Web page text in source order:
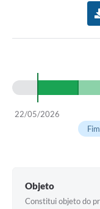
22/05/2026
Objeto
Constitui objeto do